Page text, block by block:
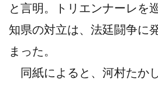
と言明。トリエンナーレを
知県の対立は、法廷闘争に
まった。
同紙によると、河村たか